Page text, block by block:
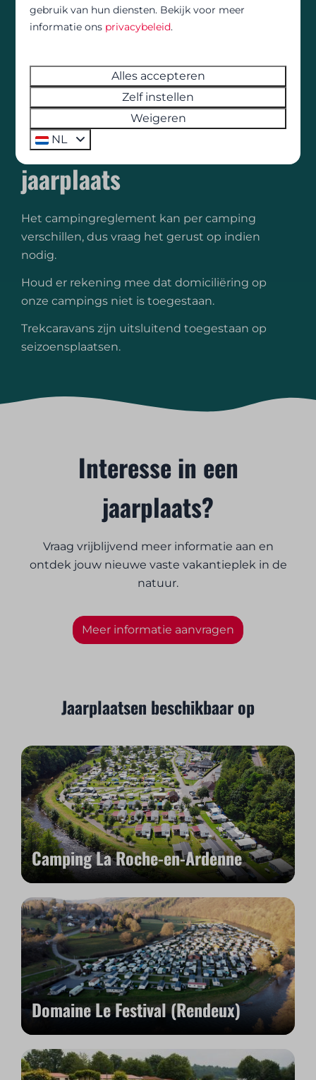
€14.000,- inclusief terras en jaargeld t/m 2026.
Voorwaarden voor een
jaarplaats
Het campingreglement kan per camping
verschillen, dus vraag het gerust op indien
nodig.
Houd er rekening mee dat domiciliëring op
onze campings niet is toegestaan.
Trekcaravans zijn uitsluitend toegestaan op
seizoensplaatsen.
Interesse in een
jaarplaats?
Vraag vrijblijvend meer informatie aan en
ontdek jouw nieuwe vaste vakantieplek in de
natuur.
Meer informatie aanvragen
Jaarplaatsen beschikbaar op
Camping La Roche-en-Ardenne
Domaine Le Festival (Rendeux)
gebruik van hun diensten. Bekijk voor meer
informatie ons privacybeleid.
Alles accepteren
Zelf instellen
Weigeren
NL